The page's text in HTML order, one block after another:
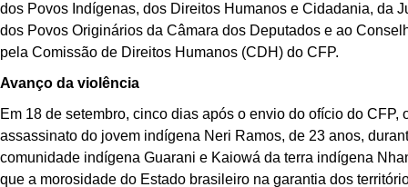
dos Povos Indígenas, dos Direitos Humanos e Cidadania, da
dos Povos Originários da Câmara dos Deputados e ao
pela Comissão de Direitos Humanos (CDH) do CFP.
Avanço da violência
Em 18 de setembro, cinco dias após o envio do ofício do
assassinato do jovem indígena Neri Ramos, de 23 anos,
comunidade indígena Guarani e Kaiowá da terra indígena
que a morosidade do Estado brasileiro na garantia dos